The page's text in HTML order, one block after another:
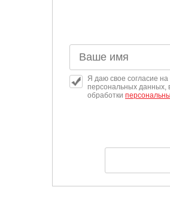
Я даю свое согласие
персональных данных,
обработки